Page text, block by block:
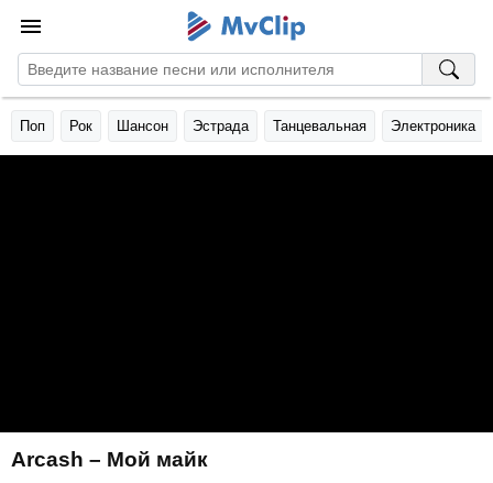
Поп Рок Шансон Эстрада Танцевальная Электроника
Arcash – Мой майк